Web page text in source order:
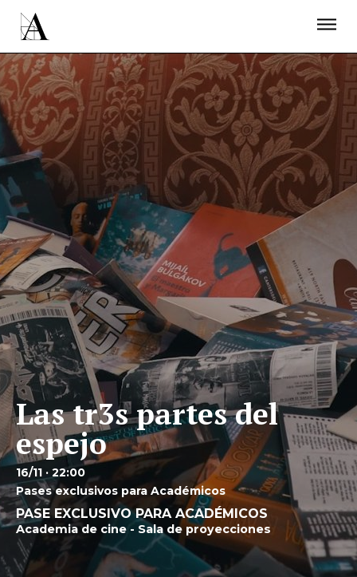
Las tr3s partes del
espejo
16/11 · 22:00
Pases exclusivos para Académicos
PASE EXCLUSIVO PARA ACADÉMICOS
Academia de cine - Sala de proyecciones
ACTUALIDAD
PROYECTOS
RESIDENCIAS
ÚNETE A LA ACADEMIA DE CINE
PRENSA
NEWSLETTER